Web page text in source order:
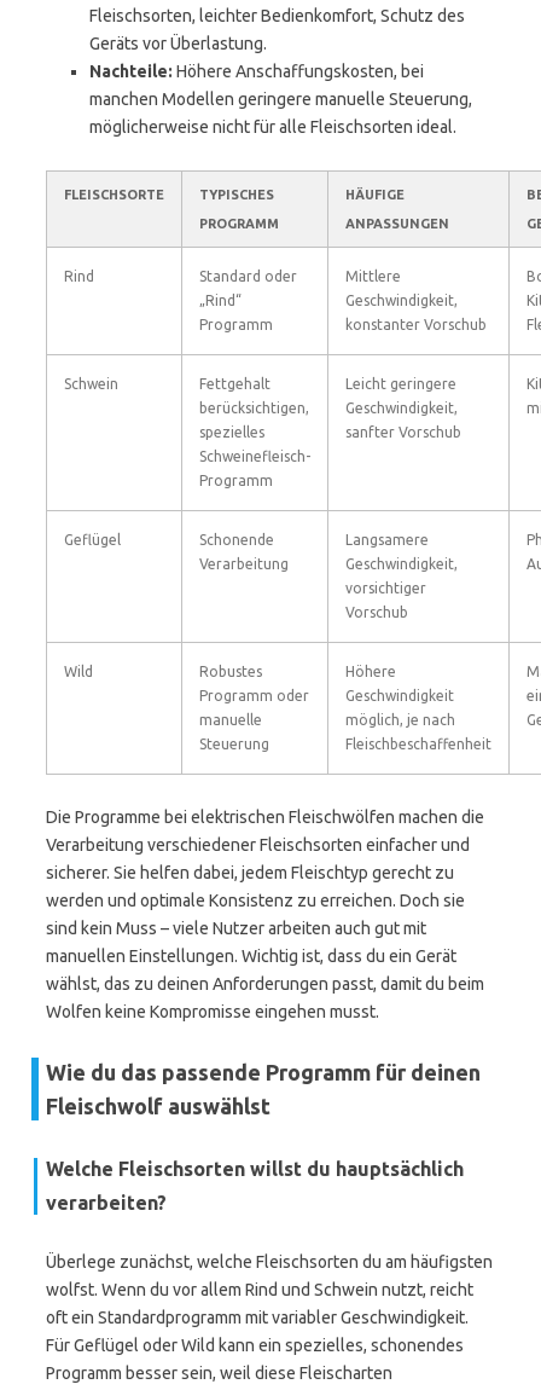
Fleischsorten, leichter Bedienkomfort, Schutz des
Geräts vor Überlastung.
Nachteile: Höhere Anschaffungskosten, bei
manchen Modellen geringere manuelle Steuerung,
möglicherweise nicht für alle Fleischsorten ideal.
FLEISCHSORTE
TYPISCHES
PROGRAMM
HÄUFIGE
ANPASSUNGEN
Rind
Standard oder
„Rind“
Programm
Mittlere
Geschwindigkeit,
konstanter Vorschub
Schwein
Fettgehalt
berücksichtigen,
spezielles
Schweinefleisch-
Programm
Leicht geringere
Geschwindigkeit,
sanfter Vorschub
Geflügel
Schonende
Verarbeitung
Langsamere
Geschwindigkeit,
vorsichtiger
Vorschub
Wild
Robustes
Programm oder
manuelle
Steuerung
Höhere
Geschwindigkeit
möglich, je nach
Fleischbeschaffenheit
Die Programme bei elektrischen Fleischwölfen machen die
Verarbeitung verschiedener Fleischsorten einfacher und
sicherer. Sie helfen dabei, jedem Fleischtyp gerecht zu
werden und optimale Konsistenz zu erreichen. Doch sie
sind kein Muss – viele Nutzer arbeiten auch gut mit
manuellen Einstellungen. Wichtig ist, dass du ein Gerät
wählst, das zu deinen Anforderungen passt, damit du beim
Wolfen keine Kompromisse eingehen musst.
Wie du das passende Programm für deinen
Fleischwolf auswählst
Welche Fleischsorten willst du hauptsächlich
verarbeiten?
Überlege zunächst, welche Fleischsorten du am häufigsten
wolfst. Wenn du vor allem Rind und Schwein nutzt, reicht
oft ein Standardprogramm mit variabler Geschwindigkeit.
Für Geflügel oder Wild kann ein spezielles, schonendes
Programm besser sein, weil diese Fleischarten